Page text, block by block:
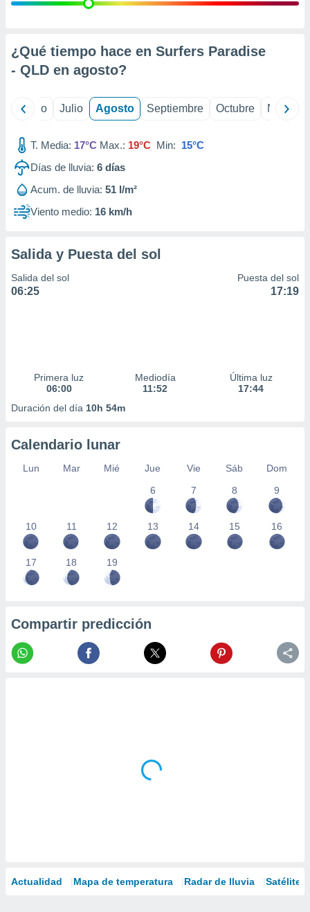
e
mediante
de
1199
¿Qué tiempo hace en Surfers Paradise
- QLD en agosto?
Junio Julio Agosto Septiembre Octubre
T. Media: 17°C Max.: 19°C Min: 15°C
Días de lluvia: 6 días
Acum. de lluvia: 51 l/m²
Viento medio: 16 km/h
Salida y Puesta del sol
Salida del sol
06:25
Puesta del sol
17:19
Primera luz
06:00
Mediodía
11:52
Última luz
17:44
Duración del día 10h 54m
Calendario lunar
Lun Mar Mié Jue Vie Sáb
Dom
6
7 8 9
10 11 12 13 14 15 16
17 18 19
Compartir predicción
Actualidad Mapa de temperatura Radar de lluvia Satélites